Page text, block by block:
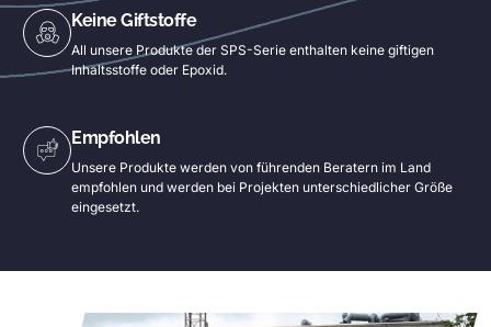
Keine Giftstoffe
All unsere Produkte der SPS-Serie enthalten keine giftigen
Inhaltsstoffe oder Epoxid.
Empfohlen
Unsere Produkte werden von führenden Beratern im Land
empfohlen und werden bei Projekten unterschiedlicher Größe
eingesetzt.